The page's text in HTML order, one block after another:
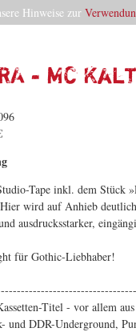
- MC
Tape inkl. dem Stück
wird auf Anhieb
ausdrucksstarker,
für Gothic-Liebhaber!
Titel - vor allem
und DDR-Underground,
Hinweise zur